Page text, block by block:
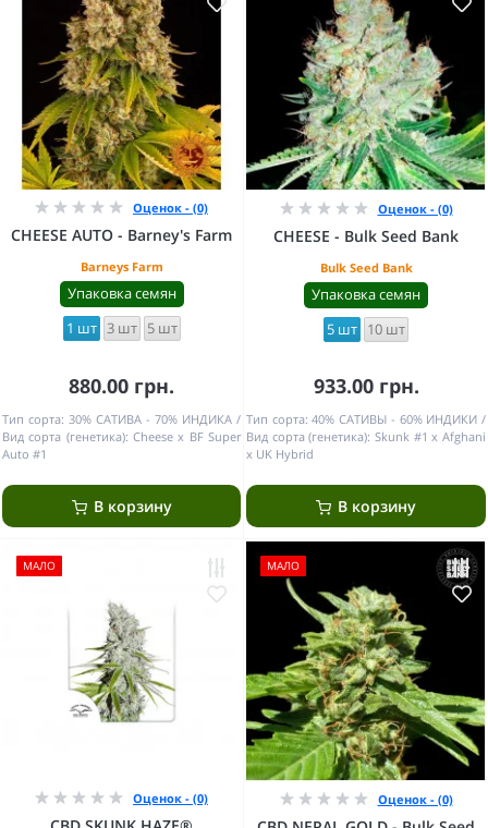
Оценок - (0)
CHEESE AUTO - Barney's Farm
Barneys Farm
Упаковка семян
1 шт 3 шт 5 шт
880.00 грн.
Тип сорта: 30% САТИВА - 70% ИНДИКА
Вид сорта (генетика): Cheese x BF Super
Auto #1
В корзину
Оценок - (0)
CHEESE - Bulk Seed Bank
Bulk Seed Bank
Упаковка семян
5 шт 10 шт
933.00 грн.
Тип сорта: 40% САТИВЫ - 60% ИНДИКИ
Вид сорта (генетика): Skunk #1 x Afghani
x UK Hybrid
В корзину
МАЛО
Оценок - (0)
МАЛО
Оценок - (0)